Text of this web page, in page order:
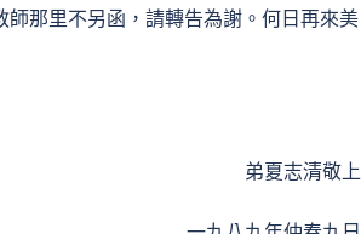
那里不另函，請轉告為謝。何日再來美
弟夏志清敬上